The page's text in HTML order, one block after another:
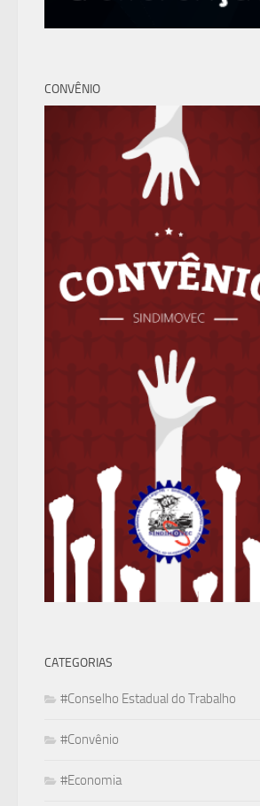
CONVÊNIO
CATEGORIAS
#Conselho Estadual do Trabalho
#Convênio
#Economia